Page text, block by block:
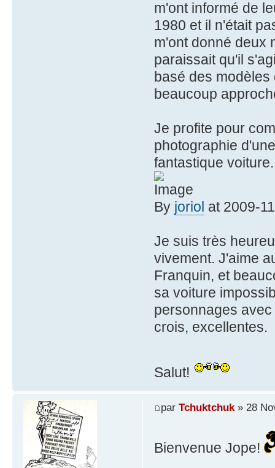
m'ont informé de
1980 et il n'était
m'ont donné deux
paraissait qu'il
basé des modèles
beaucoup
Je profite pour
photographie
fantastique voiture.
By joriol at 2009-
Je suis très
vivement. J'aime
Franquin, et
sa voiture
personnages
crois, excellentes.
Salut!
par Tchuktchuk» 28
Bienvenue Jope!